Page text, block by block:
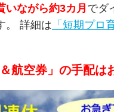
いながら約3カ月 でダ
。 詳細は 「短期プロ
航空券」の手配は